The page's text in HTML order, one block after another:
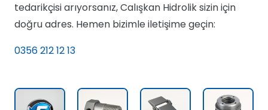
tedarikçisi arıyorsanız, Calışkan Hidrolik sizin için
doğru adres. Hemen bizimle iletişime geçin:
0356 212 12 13